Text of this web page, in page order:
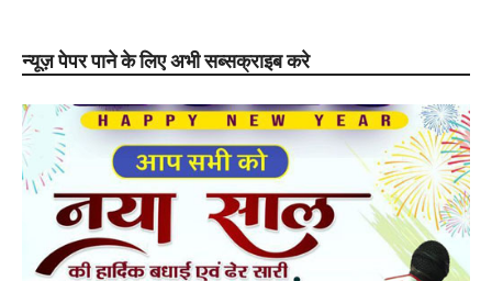
न्यूज़ पेपर पाने के लिए अभी सब्सक्राइब करे